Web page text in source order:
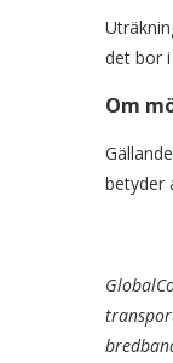
det bor
Om
betyder